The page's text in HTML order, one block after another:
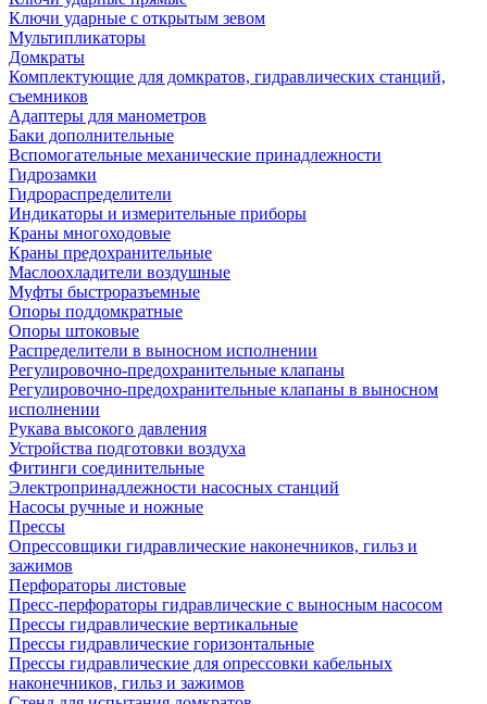
Ключи ударные с открытым зевом
Мультипликаторы
Домкраты
Комплектующие для домкратов, гидравлических станций,
съемников
Адаптеры для манометров
Баки дополнительные
Вспомогательные механические принадлежности
Гидрозамки
Гидрораспределители
Индикаторы и измерительные приборы
Краны многоходовые
Краны предохранительные
Маслоохладители воздушные
Муфты быстроразъемные
Опоры поддомкратные
Опоры штоковые
Распределители в выносном исполнении
Регулировочно-предохранительные клапаны
Регулировочно-предохранительные клапаны в выносном
исполнении
Рукава высокого давления
Устройства подготовки воздуха
Фитинги соединительные
Электропринадлежности насосных станций
Насосы ручные и ножные
Прессы
Опрессовщики гидравлические наконечников, гильз и
зажимов
Перфораторы листовые
Пресс-перфораторы гидравлические с выносным насосом
Прессы гидравлические вертикальные
Прессы гидравлические горизонтальные
Прессы гидравлические для опрессовки кабельных
наконечников, гильз и зажимов